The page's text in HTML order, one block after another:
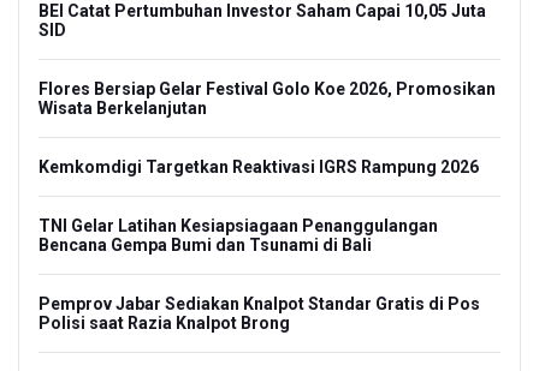
BEI Catat Pertumbuhan Investor Saham Capai 10,05 Juta
SID
Flores Bersiap Gelar Festival Golo Koe 2026, Promosikan
Wisata Berkelanjutan
Kemkomdigi Targetkan Reaktivasi IGRS Rampung 2026
TNI Gelar Latihan Kesiapsiagaan Penanggulangan
Bencana Gempa Bumi dan Tsunami di Bali
Pemprov Jabar Sediakan Knalpot Standar Gratis di Pos
Polisi saat Razia Knalpot Brong